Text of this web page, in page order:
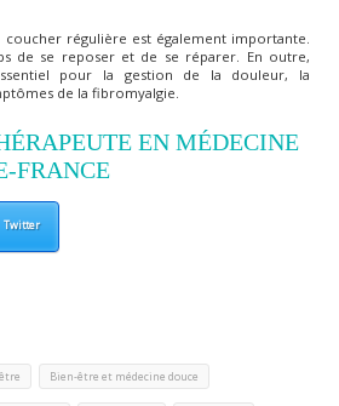
régulière est également importante.
de se reposer et de se réparer. En outre,
pour la gestion de la douleur, la
de la fibromyalgie.
EN MÉDECINE
FRANCE
Twitter
Bien-être et médecine douce